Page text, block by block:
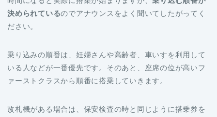
決められているのでアナウンスをよく聞いてしたがってく
ださい。
乗り込みの順番は、妊婦さんや高齢者、車いすを利用して
いる人などが一番優先です。そのあと、座席の位が高いフ
ァーストクラスから順番に搭乗していきます。
改札機がある場合は、保安検査の時と同じように搭乗券を